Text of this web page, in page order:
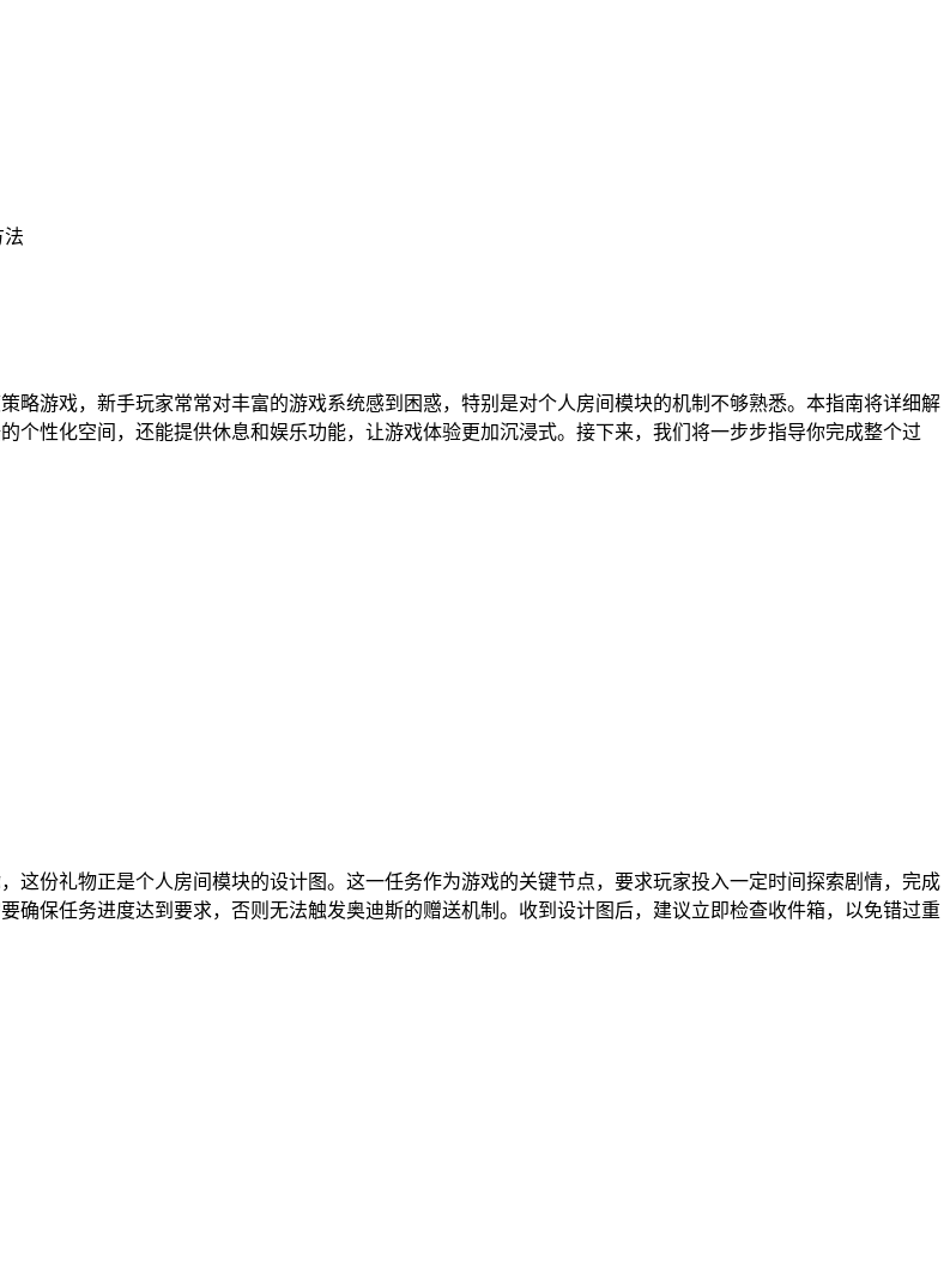
法
略游戏，新手玩家常常对丰富的游戏系统感到困惑，特别是对个人房间模块的机制不够熟悉。本指南将详细解
个性化空间，还能提供休息和娱乐功能，让游戏体验更加沉浸式。接下来，我们将一步步指导你完成整个过
这份礼物正是个人房间模块的设计图。这一任务作为游戏的关键节点，要求玩家投入一定时间探索剧情，完成
确保任务进度达到要求，否则无法触发奥迪斯的赠送机制。收到设计图后，建议立即检查收件箱，以免错过重